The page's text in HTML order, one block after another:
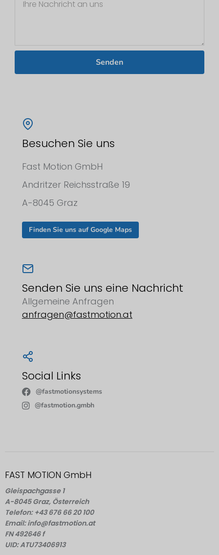
Senden
Besuchen Sie uns
Fast Motion GmbH
Andritzer Reichsstraße 19
A-8045 Graz
Finden Sie uns auf Google Maps
Senden Sie uns eine Nachricht
Allgemeine Anfragen
anfragen@fastmotion.at
Social Links
@fastmotionsystems
@fastmotion.gmbh
FAST MOTION GmbH
Gleispachgasse 1
A-8045 Graz, Österreich
Telefon: +43 676 66 20 100
Email: info@fastmotion.at
FN 492646 f
UID: ATU73406913